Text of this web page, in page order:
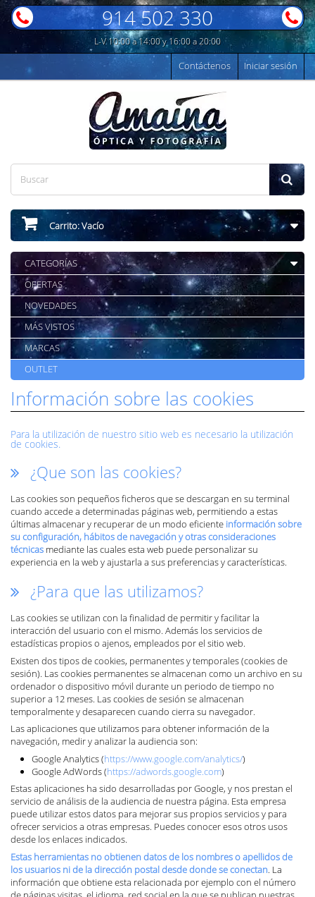
914 502 330
L-V 10:00 a 14:00 y 16:00 a 20:00
Iniciar sesión
Contáctenos
Carrito:Vacío
CATEGORÍAS
OFERTAS
NOVEDADES
MÁS VISTOS
MARCAS
OUTLET
Información sobre las cookies
Para la utilización de nuestro sitio web es necesario la utilización
de cookies.
¿Que son las cookies?
Las cookies son pequeños ficheros que se descargan en su terminal
cuando accede a determinadas páginas web, permitiendo a estas
últimas almacenar y recuperar de un modo eficiente información sobre
su configuración, hábitos de navegación y otras consideraciones
técnicas mediante las cuales esta web puede personalizar su
experiencia en la web y ajustarla a sus preferencias y características.
¿Para que las utilizamos?
Las cookies se utilizan con la finalidad de permitir y facilitar la
interacción del usuario con el mismo. Además los servicios de
estadísticas propios o ajenos, empleados por el sitio web.
Existen dos tipos de cookies, permanentes y temporales (cookies de
sesión). Las cookies permanentes se almacenan como un archivo en su
ordenador o dispositivo móvil durante un periodo de tiempo no
superior a 12 meses. Las cookies de sesión se almacenan
temporalmente y desaparecen cuando cierra su navegador.
Las aplicaciones que utilizamos para obtener información de la
navegación, medir y analizar la audiencia son:
Google Analytics (https://www.google.com/analytics/)
Google AdWords (https://adwords.google.com)
Estas aplicaciones ha sido desarrolladas por Google, y nos prestan el
servicio de análisis de la audiencia de nuestra página. Esta empresa
puede utilizar estos datos para mejorar sus propios servicios y para
ofrecer servicios a otras empresas. Puedes conocer esos otros usos
desde los enlaces indicados.
Estas herramientas no obtienen datos de los nombres o apellidos de
los usuarios ni de la dirección postal desde donde se conectan. La
información que obtiene esta relacionada por ejemplo con el número